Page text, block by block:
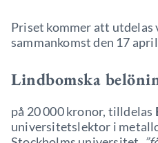
Priset kommer att utdelas
sammankomst den 17
Lindbomska
på 20 000 kronor, tilldelas
universitetslektor i